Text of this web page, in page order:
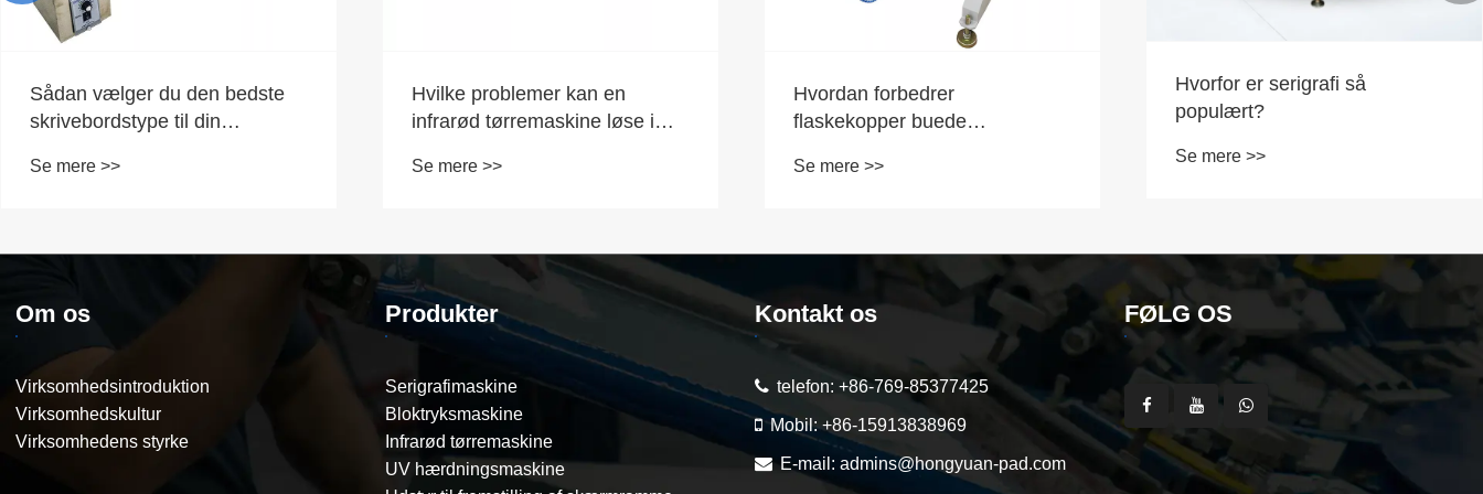
Sådan vælger du den bedste
skrivebordstype til din
Se mere >>
Hvilke problemer kan en
infrarød tørremaskine løse i
Se mere >>
Hvordan forbedrer
flaskekopper buede
udskrivningskvaliteten og
Se mere >>
Hvorfor er serigrafi så
populært?
Se mere >>
Om os
Virksomhedsintroduktion
Virksomhedskultur
Virksomhedens styrke
Produkter
Serigrafimaskine
Bloktryksmaskine
Infrarød tørremaskine
UV hærdningsmaskine
Kontakt os
telefon: +86-769-85377425
Mobil:+86-15913838969
E-mail: admins@hongyuan-pad.com
FØLG OS